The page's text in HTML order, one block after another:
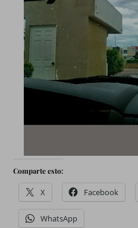
Comparte esto:
X Facebook
WhatsApp